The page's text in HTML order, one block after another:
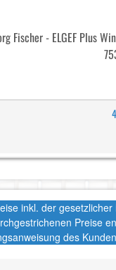
Fischer - ELGEF Plus
inkl. der
Preise
des